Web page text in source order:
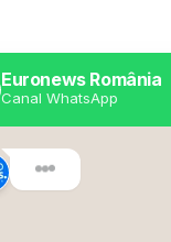
Euronews România
Canal WhatsApp
Despre Euronews